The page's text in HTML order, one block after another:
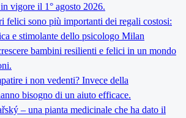
vigore il 1° agosto 2026.
felici sono più importanti dei regali costosi:
e stimolante dello psicologo Milan
bambini resilienti e felici in un mondo
i non vedenti? Invece della
bisogno di un aiuto efficace.
– una pianta medicinale che ha dato il